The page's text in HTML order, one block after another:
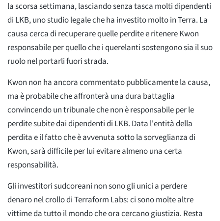
la scorsa settimana, lasciando senza tasca molti dipendenti
di LKB, uno studio legale che ha investito molto in Terra. La
causa cerca di recuperare quelle perdite e ritenere Kwon
responsabile per quello che i querelanti sostengono sia il suo
ruolo nel portarli fuori strada.
Kwon non ha ancora commentato pubblicamente la causa,
ma è probabile che affronterà una dura battaglia
convincendo un tribunale che non è responsabile per le
perdite subite dai dipendenti di LKB. Data l'entità della
perdita e il fatto che è avvenuta sotto la sorveglianza di
Kwon, sarà difficile per lui evitare almeno una certa
responsabilità.
Gli investitori sudcoreani non sono gli unici a perdere
denaro nel crollo di Terraform Labs: ci sono molte altre
vittime da tutto il mondo che ora cercano giustizia. Resta